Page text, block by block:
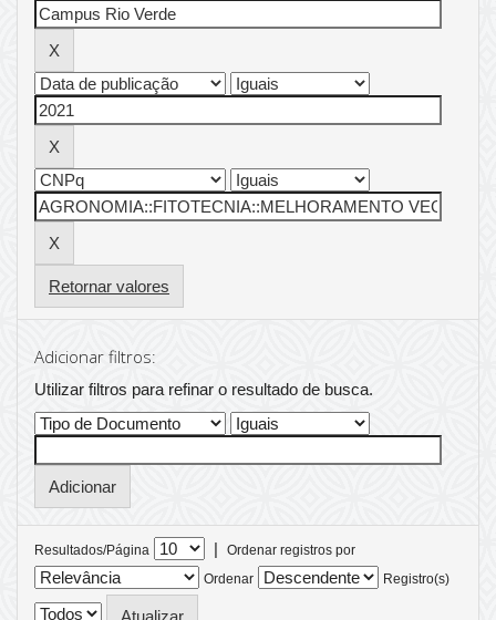
Retornar valores
Adicionar filtros:
Utilizar filtros para refinar o resultado de busca.
Resultados/Página |
Ordenar registros por
Ordenar
Registro(s)